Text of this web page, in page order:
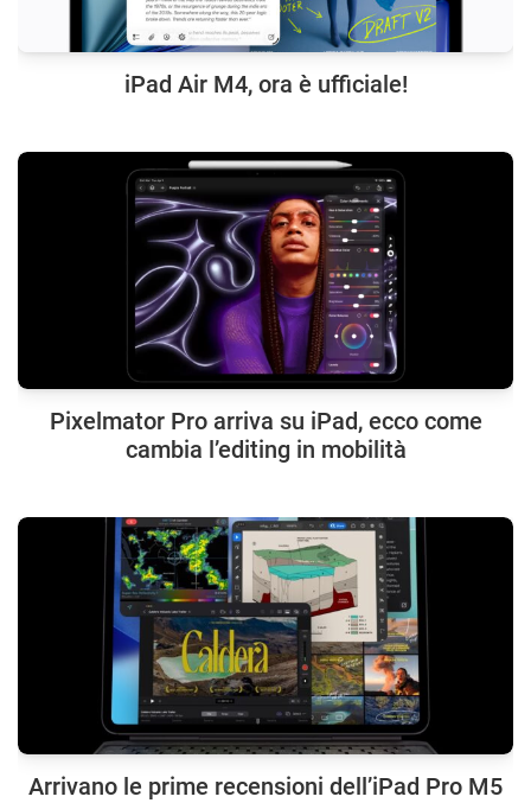
iPad Air M4, ora è ufficiale!
Pixelmator Pro arriva su iPad, ecco come
cambia l’editing in mobilità
Arrivano le prime recensioni dell’iPad Pro M5